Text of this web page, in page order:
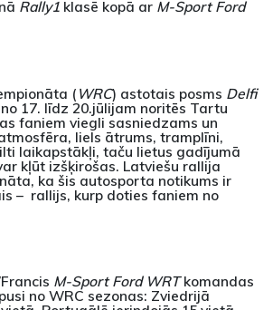
Rally1 klasē kopā ar M-Sport Ford
( WRC) astotais posms Delfi
17. līdz 20.jūlijam noritēs Tartu
faniem viegli sasniedzams un
liels ātrums, tramplīni,
laikapstākļi, taču lietus gadījumā
kļūt izšķirošas. Latviešu rallija
ka šis autosporta notikums ir
– rallijs, kurp doties faniem no
M-Sport Ford WRTkomandas
no WRC sezonas: Zviedrijā